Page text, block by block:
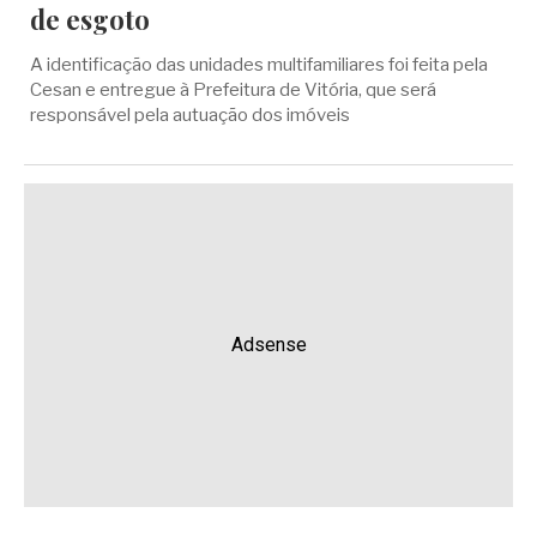
de esgoto
A identificação das unidades multifamiliares foi feita pela
Cesan e entregue à Prefeitura de Vitória, que será
responsável pela autuação dos imóveis
Adsense